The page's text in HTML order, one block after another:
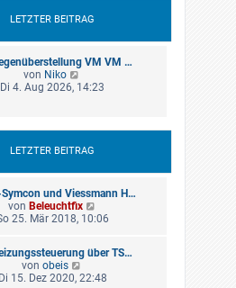
t
g
e
B
i
t
r
LETZTER BEITRAG
VM VM …
von Niko
e
e
B
i
t
g
Di 4. Aug 2026, 14:23
LETZTER BEITRAG
Symcon und Viessmann H…
von Beleuchtfix
e
s
e
25. Mär 2018, 10:06
über TS…
vonobeis
e
Di 15. Dez 2020, 22:48